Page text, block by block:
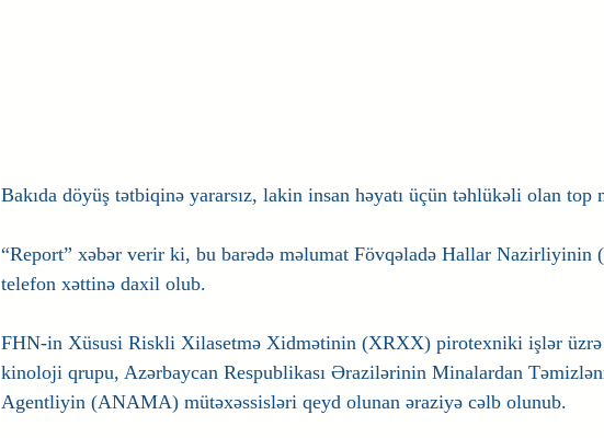
Bakıda döyüş tətbiqinə yararsız, lakin insan həyatı üçün təhlükəli olan top
“Report” xəbər verir ki, bu barədə məlumat Fövqəladə Hallar Nazirliyinin
telefon xəttinə daxil olub.
FHN-in Xüsusi Riskli Xilasetmə Xidmətinin (XRXX) pirotexniki işlər üzrə
kinoloji qrupu, Azərbaycan Respublikası Ərazilərinin Minalardan
Agentliyin (ANAMA) mütəxəssisləri qeyd olunan əraziyə cəlb olunub.